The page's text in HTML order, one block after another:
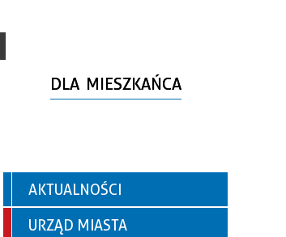
DLA MIESZKAŃCA
AKTUALNOŚCI
URZĄD MIASTA